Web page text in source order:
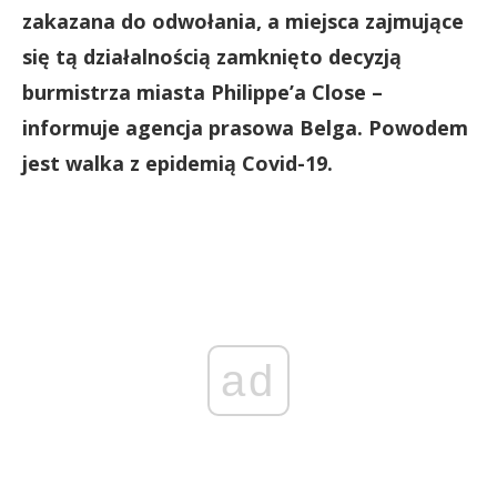
zakazana do odwołania, a miejsca zajmujące
się tą działalnością zamknięto decyzją
burmistrza miasta Philippe’a Close –
informuje agencja prasowa Belga. Powodem
jest walka z epidemią Covid-19.
ad